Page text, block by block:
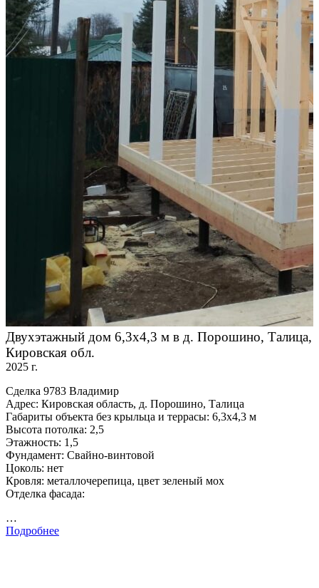
Двухэтажный дом 6,3х4,3 м в д. Порошино, Талица,
Кировская обл.
2025 г.
Сделка 9783 Владимир
Адрес: Кировская область, д. Порошино, Талица
Габариты объекта без крыльца и террасы: 6,3х4,3 м
Высота потолка: 2,5
Этажность: 1,5
Фундамент: Свайно-винтовой
Цоколь: нет
Кровля: металлочерепица, цвет зеленый мох
Отделка фасада:
…
Подробнее